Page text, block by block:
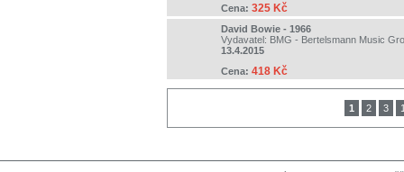
Cena: 325 Kč
David Bowie - 1966
Vydavatel: BMG - Bertelsmann Music
13.4.2015
Cena: 418 Kč
1 2 3